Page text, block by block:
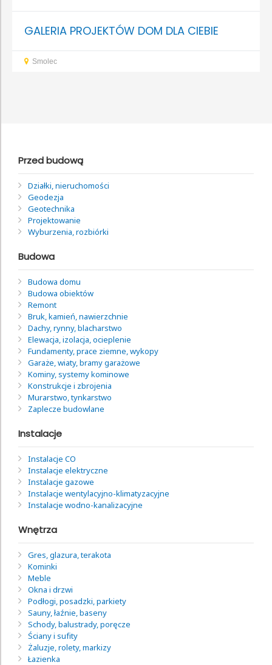
GALERIA PROJEKTÓW DOM DLA CIEBIE
Smolec
Przed budową
Działki, nieruchomości
Geodezja
Geotechnika
Projektowanie
Wyburzenia, rozbiórki
Budowa
Budowa domu
Budowa obiektów
Remont
Bruk, kamień, nawierzchnie
Dachy, rynny, blacharstwo
Elewacja, izolacja, ocieplenie
Fundamenty, prace ziemne, wykopy
Garaże, wiaty, bramy garażowe
Kominy, systemy kominowe
Konstrukcje i zbrojenia
Murarstwo, tynkarstwo
Zaplecze budowlane
Instalacje
Instalacje CO
Instalacje elektryczne
Instalacje gazowe
Instalacje wentylacyjno-klimatyzacyjne
Instalacje wodno-kanalizacyjne
Wnętrza
Gres, glazura, terakota
Kominki
Meble
Okna i drzwi
Podłogi, posadzki, parkiety
Sauny, łaźnie, baseny
Schody, balustrady, poręcze
Ściany i sufity
Żaluzje, rolety, markizy
Łazienka